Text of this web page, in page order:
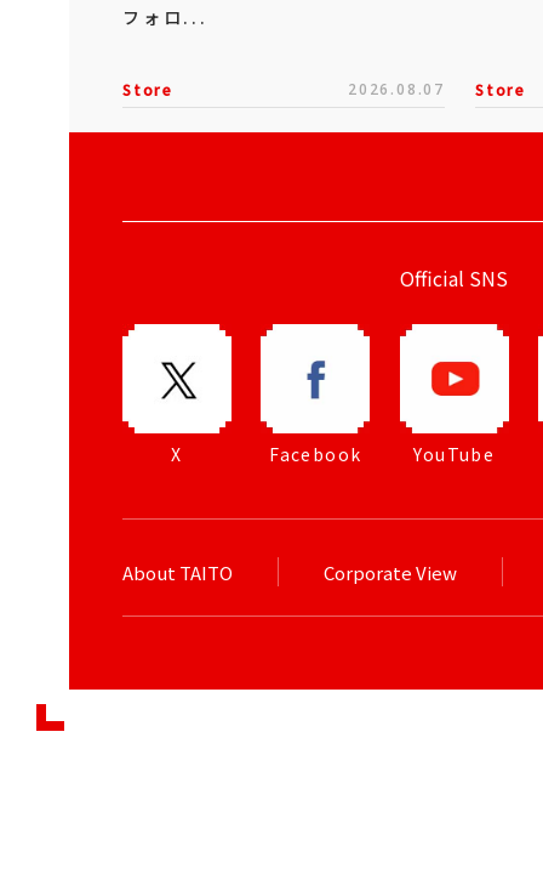
フォロ...
Store 2026.08.07 Store
Official SNS
X Facebook YouTube
About TAITO Corporate View